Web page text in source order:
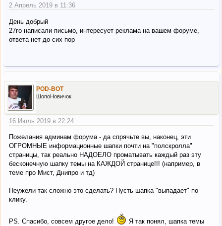
2 Апрель 2019 в 11:36
День добрый
27го написали письмо, интересует реклама на вашем форуме,
ответа нет до сих пор
POD-BOT
ШопоНовичок
16 Июль 2019 в 22:24
Пожелания админам форума - да спрячьте вы, наконец, эти
ОГРОМНЫЕ информационные шапки почти на "полскролла"
страницы, так реально НАДОЕЛО проматывать каждый раз эту
бесконечную шапку темы на КАЖДОЙ странице!!! (например, в
теме про Мист, Днипро и тд)
Неужели так сложно это сделать? Пусть шапка "выпадает" по
клику.
PS. Спасибо, совсем другое дело!
Я так понял, шапка темы